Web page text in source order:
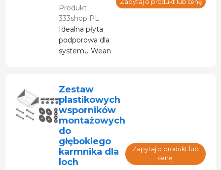
Produkt
333shop PL
Idealna płyta
podporowa dla
systemu Wean
Zapytaj o produkt lub cenę
Zestaw
plastikowych
wsporników
montażowych
do
głębokiego
karmnika dla
loch
Zapytaj o produkt lub
cenę